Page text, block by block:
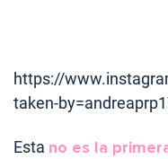
https://
taken-
Esta no es la